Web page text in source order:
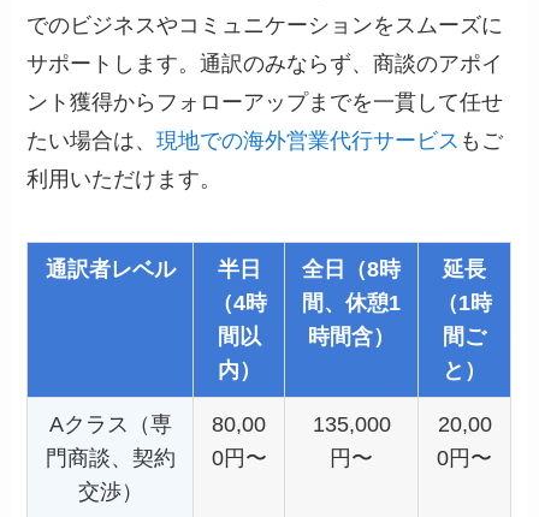
でのビジネスやコミュニケーションをスムーズに
サポートします。通訳のみならず、商談のアポイ
ント獲得からフォローアップまでを一貫して任せ
たい場合は、現地での海外営業代行サービス もご
利用いただけます。
通訳者レベル
半日
（4時
間以
内）
全日（8時
間、休憩1
時間含）
延長
（1時
間ご
と）
Aクラス（専
門商談、契約
交渉）
80,00
0円〜
135,000
円〜
20,00
0円〜